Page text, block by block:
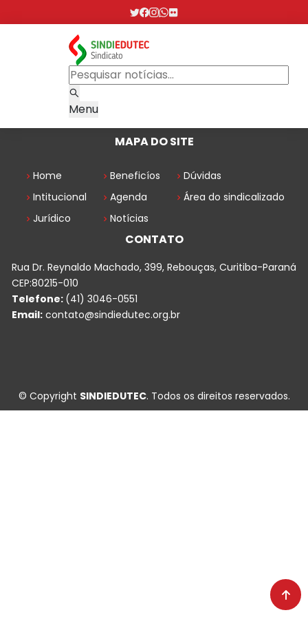
Menu
MAPA DO SITE
Home
Intitucional
Jurídico
Beneficíos
Agenda
Notícias
Dúvidas
Área do sindicalizado
CONTATO
Rua Dr. Reynaldo Machado, 399, Rebouças, Curitiba-Paraná
CEP:80215-010
Telefone: (41) 3046-0551
Email: contato@sindiedutec.org.br
© Copyright SINDIEDUTEC. Todos os direitos reservados.